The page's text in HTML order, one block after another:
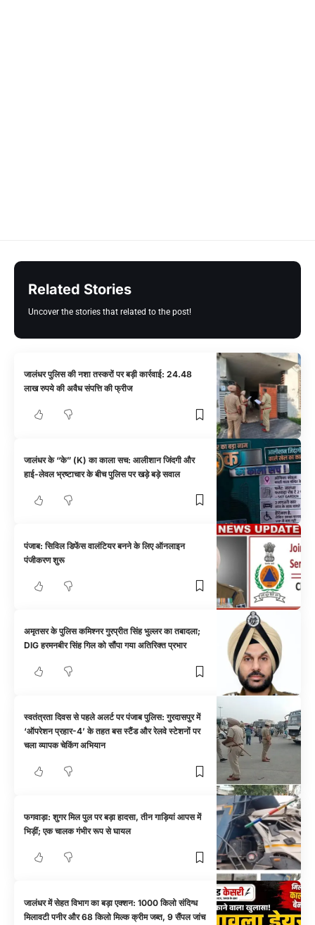
Related Stories
Uncover the stories that related to the post!
जालंधर पुलिस की नशा तस्करों पर बड़ी कार्रवाई: 24.48
लाख रुपये की अवैध संपत्ति की फ्रीज
जालंधर के “के” (K) का काला सच: आलीशान जिंदगी और
हाई-लेवल भ्रष्टाचार के बीच पुलिस पर खड़े बड़े सवाल
पंजाब: सिविल डिफेंस वालंटियर बनने के लिए ऑनलाइन
पंजीकरण शुरू
अमृतसर के पुलिस कमिश्नर गुरप्रीत सिंह भुल्लर का तबादला;
DIG हरमनबीर सिंह गिल को सौंपा गया अतिरिक्त प्रभार
स्वतंत्रता दिवस से पहले अलर्ट पर पंजाब पुलिस: गुरदासपुर में
‘ऑपरेशन प्रहार-4’ के तहत बस स्टैंड और रेलवे स्टेशनों पर
चला व्यापक चेकिंग अभियान
फगवाड़ा: शुगर मिल पुल पर बड़ा हादसा, तीन गाड़ियां आपस में
भिड़ीं; एक चालक गंभीर रूप से घायल
जालंधर में सेहत विभाग का बड़ा एक्शन: 1000 किलो संदिग्ध
मिलावटी पनीर और 68 किलो मिल्क क्रीम जब्त, 9 सैंपल जांच